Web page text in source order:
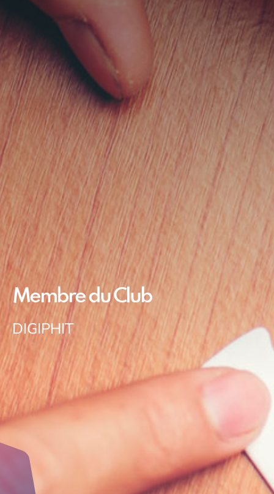
Membre du Club
DIGIPHIT